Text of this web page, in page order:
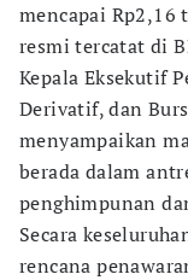
mencapai
resmi tercatat di
Kepala Eksekutif
Derivatif, dan
menyampaikan
berada dalam
penghimpunan
Secara
rencana